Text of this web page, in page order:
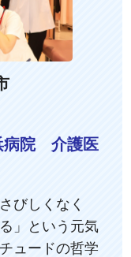
病院 介護医
びしくなく
」という元気
ュードの哲学